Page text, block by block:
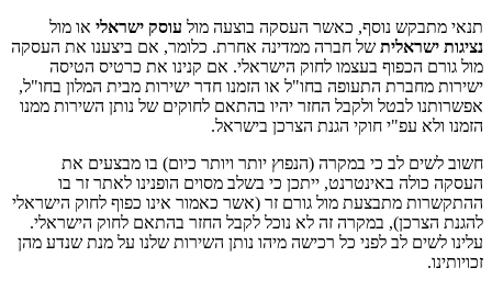
תנאי מתבקש נוסף, כאשר העסקה בוצעה מול עוסק ישראלי או מול
נציגות ישראלית של חברה ממדינה אחרת. כלומר, אם ביצענו את העסקה
מול גורם הכפוף בעצמו לחוק הישראלי. אם קנינו את כרטיס הטיסה
ישירות מחברת התעופה בחו"ל או הזמנו חדר ישירות מבית המלון בחו"ל,
אפשרותנו לבטל ולקבל החזר יהיו בהתאם לחוקים של נותן השירות ממנו
הזמנו ולא עפ"י חוקי הגנת הצרכן בישראל.
חשוב לשים לב כי במקרה (הנפוץ יותר ויותר כיום) בו מבצעים את
העסקה כולה באינטרנט, ייתכן כי בשלב מסוים הופנינו לאתר זר בו
ההתקשרות מתבצעת מול גורם זר (אשר כאמור אינו כפוף לחוק הישראלי
להגנת הצרכן), במקרה זה לא נוכל לקבל החזר בהתאם לחוק הישראלי.
עלינו לשים לב לפני כל רכישה מיהו נותן השירות שלנו על מנת שנדע מהן
זכויותינו.